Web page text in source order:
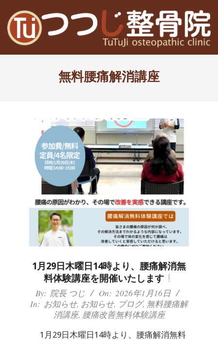
content
高
無料腰痛解消講座
1月29日木曜日14時より、腰痛解消無
料体験講座を開催いたします
2026-
01-
By: 院長 つじ On: 2026年1月16日
In: お知らせ, お知らせ, ブログ, 無料腰痛解
消講座, 腰痛改善無料体験講座
1月29日木曜日14時より、腰痛解消無料